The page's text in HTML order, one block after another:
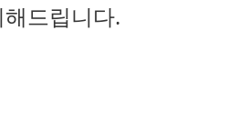
드립니다.